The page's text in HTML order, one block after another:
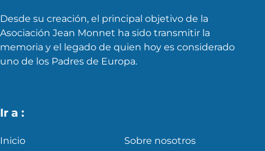
Desde su creación, el principal objetivo de la
Asociación Jean Monnet ha sido transmitir la
memoria y el legado de quien hoy es considerado
uno de los Padres de Europa.
Ir a :
Inicio Sobre nosotros